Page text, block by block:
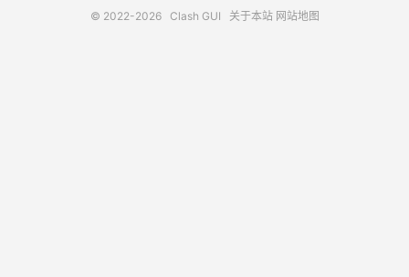
© 2022-2026 Clash GUI 关于本站 网站地图